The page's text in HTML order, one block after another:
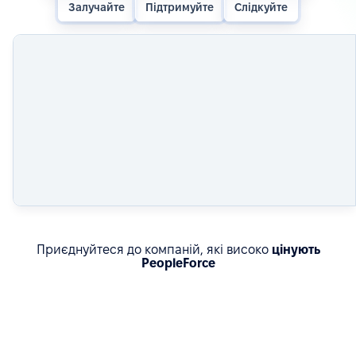
Залучайте Підтримуйте Слідкуйте
Приєднуйтеся до компаній, які високо цінують
PeopleForce